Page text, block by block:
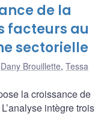
de la
facteurs au
sectorielle
Dany Brouillette, Tessa
la croissance de
intègre trois